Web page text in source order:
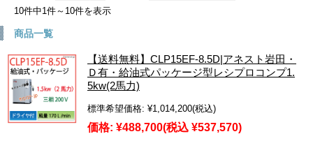
10件中1件～10件を表示
商品一覧
【送料無料】CLP15EF-8.5D|アネスト岩田・
Ｄ有・給油式パッケージ型レシプロコンプ1.
5kw(2馬力)
標準希望価格: ¥1,014,200(税込)
価格: ¥488,700(税込 ¥537,570)